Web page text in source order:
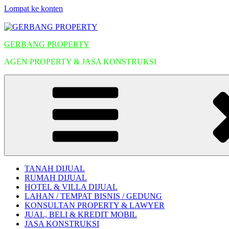
Lompat ke konten
GERBANG PROPERTY
AGEN PROPERTY & JASA KONSTRUKSI
TANAH DIJUAL
RUMAH DIJUAL
HOTEL & VILLA DIJUAL
LAHAN / TEMPAT BISNIS / GEDUNG
KONSULTAN PROPERTY & LAWYER
JUAL, BELI & KREDIT MOBIL
JASA KONSTRUKSI